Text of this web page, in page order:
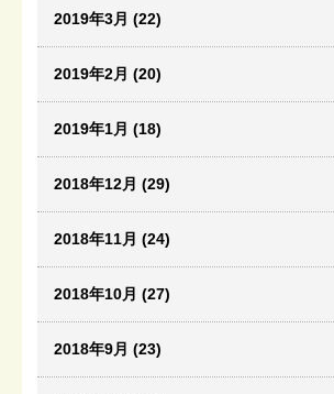
2019年3月 (22)
2019年2月 (20)
2019年1月 (18)
2018年12月 (29)
2018年11月 (24)
2018年10月 (27)
2018年9月 (23)